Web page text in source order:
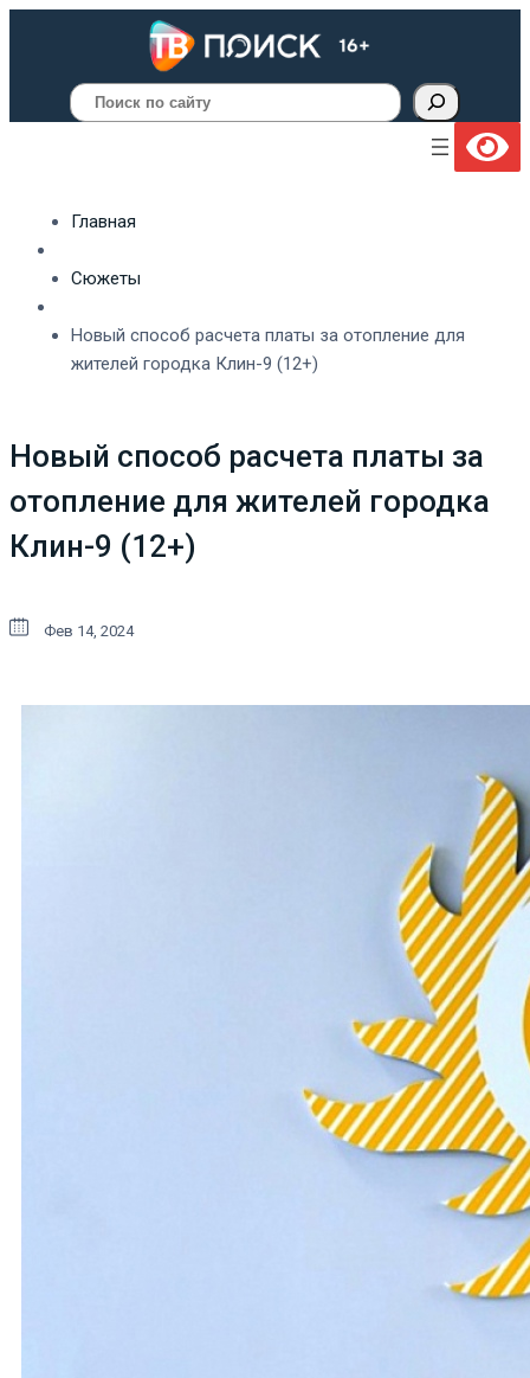
Поиск
Главная
Сюжеты
Новый способ расчета платы за отопление для
жителей городка Клин-9 (12+)
Новый способ расчета платы за
отопление для жителей городка
Клин-9 (12+)
Фев 14, 2024